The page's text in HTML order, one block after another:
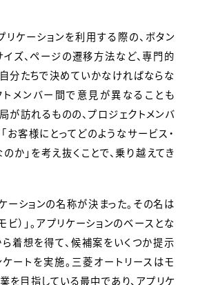
ケーションを利用する際の、ボタン
ズ、ページの遷移方法など、専門的
分たちで決めていかなければならな
トメンバー間で意見が異なることも
が訪れるものの、プロジェクトメンバ
お客様にとってどのようなサービス・
か」を考え抜くことで、乗り越えてき
ーションの名称が決まった。その名は
）」。アプリケーションのベースとな
着想を得て、候補案をいくつか提示
ートを実施。三菱オートリースはモ
を目指している最中であり、アプリケ